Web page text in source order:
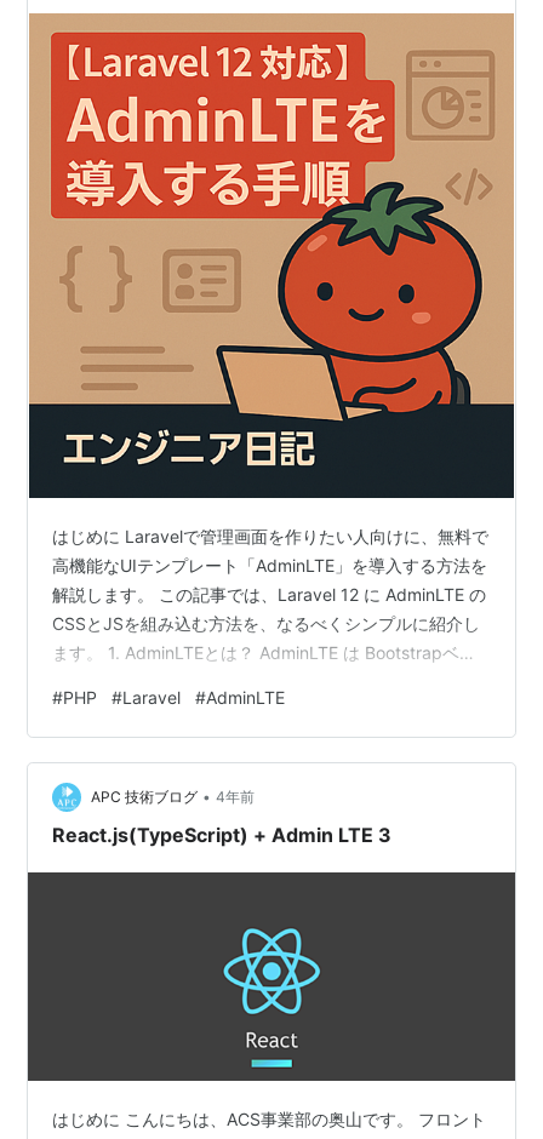
はじめに Laravelで管理画面を作りたい人向けに、無料で
高機能なUIテンプレート「AdminLTE」を導入する方法を
解説します。 この記事では、Laravel 12 に AdminLTE の
CSSとJSを組み込む方法を、なるべくシンプルに紹介し
ます。 1. AdminLTEとは？ AdminLTE は Bootstrapベー
ダッシュボードやテーブル、チャートなどが豊富 無料・
商用利用OK（MITライセンス） Bootstrap 4 または 5 に
対応（AdminLTE v3 / v4） 👉 AdminLTE公式サイト 2.
AdminLT…
#PHP #Laravel #AdminLTE
APC 技術ブログ • 4年前
React.js(TypeScript) + Admin LTE 3
はじめに こんにちは、ACS事業部の奥山です。 フロント